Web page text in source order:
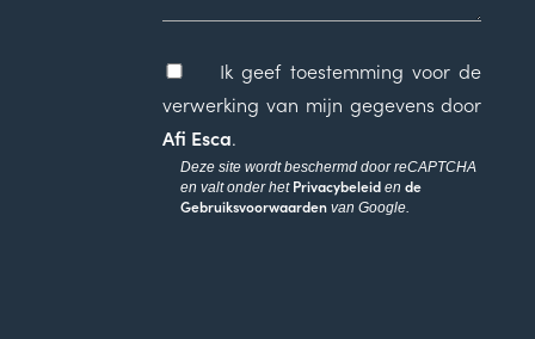
Ik geef toestemming voor de
verwerking van mijn gegevens door
Afi Esca.
Deze site wordt beschermd door reCAPTCHA
en valt onder het Privacybeleid ende
Gebruiksvoorwaarden van Google.